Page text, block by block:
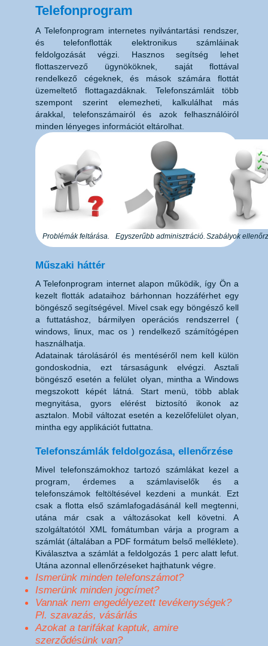
Telefonprogram
A Telefonprogram internetes nyilvántartási rendszer,
és telefonflották elektronikus számláinak
feldolgozását végzi. Hasznos segítség lehet
flottaszervező ügynököknek, saját flottával
rendelkező cégeknek, és mások számára flottát
üzemeltető flottagazdáknak. Telefonszámláit több
szempont szerint elemezheti, kalkulálhat más
árakkal, telefonszámairól és azok felhasználóiról
minden lényeges információt eltárolhat.
Problémák feltárása. Egyszerűbb adminisztráció. Szabályok
Műszaki háttér
A Telefonprogram internet alapon működik, így Ön a
kezelt flották adataihoz bárhonnan hozzáférhet egy
böngésző segítségével. Mivel csak egy böngésző kell
a futtatáshoz, bármilyen operációs rendszerrel (
windows, linux, mac os ) rendelkező számítógépen
használhatja.
Adatainak tárolásáról és mentéséről nem kell külön
gondoskodnia, ezt társaságunk elvégzi. Asztali
böngésző esetén a felület olyan, mintha a Windows
megszokott képét látná. Start menü, több ablak
megnyitása, gyors elérést biztosító ikonok az
asztalon. Mobil változat esetén a kezelőfelület olyan,
mintha egy applikációt futtatna.
Telefonszámlák feldolgozása, ellenőrzése
Mivel telefonszámokhoz tartozó számlákat kezel a
program, érdemes a számlaviselők és a
telefonszámok feltöltésével kezdeni a munkát. Ezt
csak a flotta első számlafogadásánál kell megtenni,
utána már csak a változásokat kell követni. A
szolgáltatótól XML fomátumban várja a program a
számlát (általában a PDF formátum belső melléklete).
Kiválasztva a számlát a feldolgozás 1 perc alatt lefut.
Utána azonnal ellenőrzéseket hajthatunk végre.
Ismerünk minden telefonszámot?
Ismerünk minden jogcímet?
Vannak nem engedélyezett tevékenységek?
Pl. szavazás, vásárlás
Azokat a tarifákat kaptuk, amire
szerződésünk van?